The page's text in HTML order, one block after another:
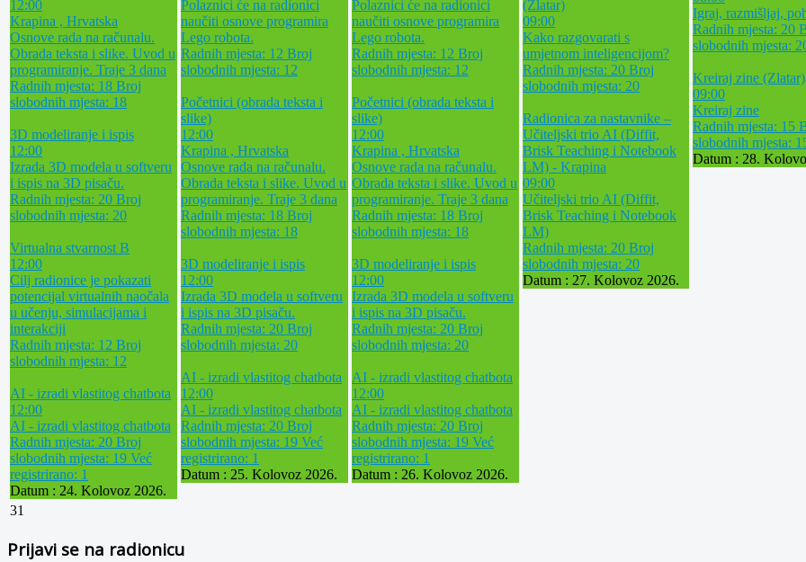
12:00
Krapina , Hrvatska
Osnove rada na računalu.
Obrada teksta i slike. Uvod u
programiranje. Traje 3 dana
Radnih mjesta: 18 Broj
slobodnih mjesta: 18
3D modeliranje i ispis
12:00
Izrada 3D modela u softveru
i ispis na 3D pisaču.
Radnih mjesta: 20 Broj
slobodnih mjesta: 20
Virtualna stvarnost B
12:00
Cilj radionice je pokazati
potencijal virtualnih naočala
u učenju, simulacijama i
interakciji
Radnih mjesta: 12 Broj
slobodnih mjesta: 12
AI - izradi vlastitog chatbota
12:00
AI - izradi vlastitog chatbota
Radnih mjesta: 20 Broj
slobodnih mjesta: 19 Već
registrirano: 1
Datum : 24. Kolovoz 2026.
Polaznici će na radionici
naučiti osnove programira
Lego robota.
Radnih mjesta: 12 Broj
slobodnih mjesta: 12
Početnici (obrada teksta i
slike)
12:00
Krapina , Hrvatska
Osnove rada na računalu.
Obrada teksta i slike. Uvod u
programiranje. Traje 3 dana
Radnih mjesta: 18 Broj
slobodnih mjesta: 18
3D modeliranje i ispis
12:00
Izrada 3D modela u softveru
i ispis na 3D pisaču.
Radnih mjesta: 20 Broj
slobodnih mjesta: 20
AI - izradi vlastitog chatbota
12:00
AI - izradi vlastitog chatbota
Radnih mjesta: 20 Broj
slobodnih mjesta: 19 Već
registrirano: 1
Datum : 25. Kolovoz 2026.
Polaznici će na radionici
naučiti osnove programira
Lego robota.
Radnih mjesta: 12 Broj
slobodnih mjesta: 12
Početnici (obrada teksta i
slike)
12:00
Krapina , Hrvatska
Osnove rada na računalu.
Obrada teksta i slike. Uvod u
programiranje. Traje 3 dana
Radnih mjesta: 18 Broj
slobodnih mjesta: 18
3D modeliranje i ispis
12:00
Izrada 3D modela u softveru
i ispis na 3D pisaču.
Radnih mjesta: 20 Broj
slobodnih mjesta: 20
AI - izradi vlastitog chatbota
12:00
AI - izradi vlastitog chatbota
Radnih mjesta: 20 Broj
slobodnih mjesta: 19 Već
registrirano: 1
Datum : 26. Kolovoz 2026.
(Zlatar)
09:00
Kako razgovarati s
umjetnom inteligencijom?
Radnih mjesta: 20 Broj
slobodnih mjesta: 20
Radionica za nastavnike –
Učiteljski trio AI (Diffit,
Brisk Teaching i Notebook
LM) - Krapina
09:00
Učiteljski trio AI (Diffit,
Brisk Teaching i Notebook
LM)
Radnih mjesta: 20 Broj
slobodnih mjesta: 20
Datum : 27. Kolovoz 2026.
Igraj, razmišljaj,
Radnih mjesta: 20
slobodnih mjesta:
Kreiraj zine (Zlatar)
09:00
Kreiraj zine
Radnih mjesta: 15
slobodnih mjesta:
Datum : 28.
31
Prijavi se na radionicu